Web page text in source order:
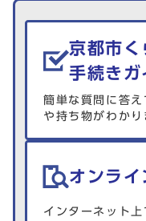
生活情報を探
京都市く
手続きガ
簡単な質問に答
や持ち物がわかり
オンライ
インターネット